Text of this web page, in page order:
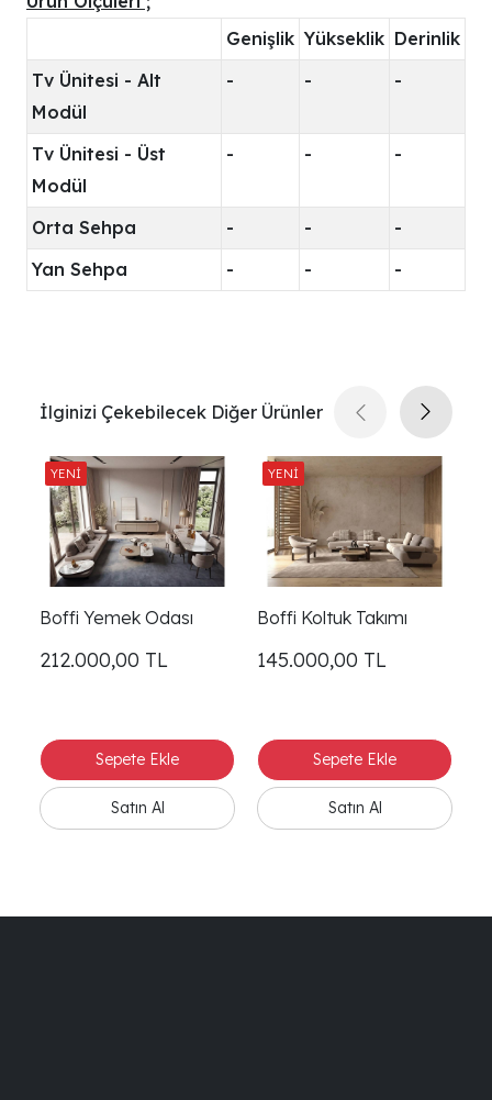
Genişlik Yükseklik Derinlik
Tv Ünitesi - Alt
Modül
- - -
Tv Ünitesi - Üst
Modül
- - -
Orta Sehpa - -
-
Yan Sehpa
- - -
İlginizi Çekebilecek Diğer Ürünler
Boffi Yemek Odası
212.000,00 TL
Boffi Koltuk Takımı
145.000,00 TL